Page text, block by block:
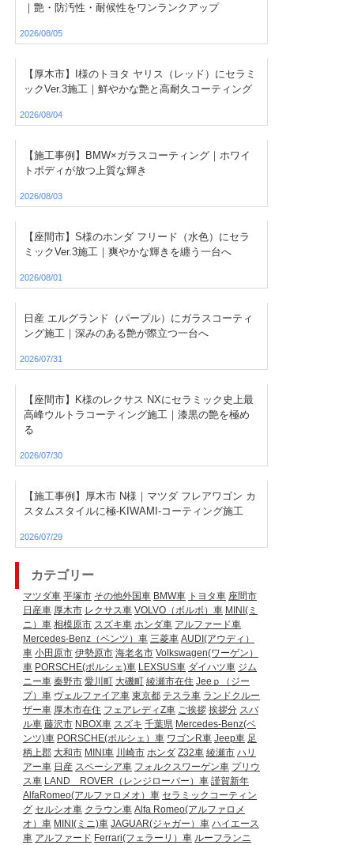
｜艶・防汚性・耐候性をワンランクアップ
2026/08/05
【厚木市】I様のトヨタ ヤリス（レッド）にセラミ
ックVer.3施工｜鮮やかな艶と高耐久コーティング
2026/08/04
【施工事例】BMW×ガラスコーティング｜ホワイ
トボディが放つ上質な輝き
2026/08/03
【座間市】S様のホンダ フリード（水色）にセラ
ミックVer.3施工｜爽やかな輝きを纏う一台へ
2026/08/01
日産 エルグランド（パープル）にガラスコーティ
ング施工｜深みのある艶が際立つ一台へ
2026/07/31
【座間市】K様のレクサス NXにセラミック史上最
高峰ウルトラコーティング施工｜漆黒の艶を極め
る
2026/07/30
【施工事例】厚木市 N様｜マツダ フレアワゴン カ
スタムスタイルに極-KIWAMI-コーティング施工
2026/07/29
カテゴリー
マツダ車 平塚市 その他外国車 BMW車 トヨタ車 座間市
日産車 厚木市 レクサス車 VOLVO（ボルボ）車 MINI(ミ
ニ）車 相模原市 スズキ車 ホンダ車 アルファード車
Mercedes-Benz（ベンツ）車 三菱車 AUDI(アウディ）
車 小田原市 伊勢原市 海老名市 Volkswagen(ワーゲン）
車 PORSCHE(ポルシェ)車 LEXSUS車 ダイハツ車 ジム
ニー車 秦野市 愛川町 大磯町 綾瀬市在住 Jeeｐ（ジー
プ）車 ヴェルファイア車 東京都 テスラ車 ランドクルー
ザー車 厚木市在住 フェアレディZ車 ご挨拶 挨拶分 スバ
ル車 藤沢市 NBOX車 スズキ 千葉県 Mercedes-Benz(ベ
ンツ)車 PORSCHE(ポルシェ）車 ワゴンR車 Jeep車 足
柄上郡 大和市 MINI車 川崎市 ホンダ Z32車 綾瀬市 ハリ
アー車 日産 スペーシア車 フォルクスワーゲン車 プリウ
ス車 LAND ROVER（レンジローバー）車 謹賀新年
AlfaRomeo(アルファロメオ）車 セラミックコーティン
グ セルシオ車 クラウン車 Alfa Romeo(アルファロメ
オ）車 MINI(ミニ)車 JAGUAR(ジャガー）車 ハイエース
車 アルファード Ferrari(フェラーリ）車 ルーフランニ